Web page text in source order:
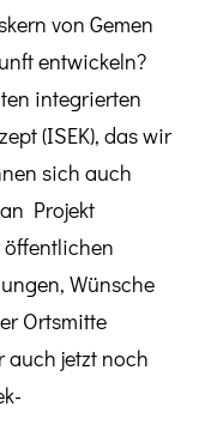
von Gemen
entwickeln?
integrierten
(ISEK), das wir
sich auch
Projekt
Wünsche
Ortsmitte
auch jetzt noch